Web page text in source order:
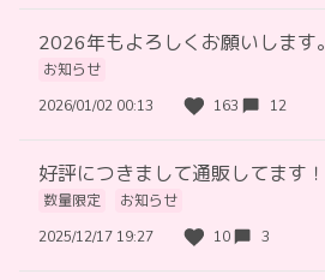
2026年もよろしくお願いします。
お知らせ
2026/01/02 00:13
163 12
好評につきまして通販してます！
数量限定
お知らせ
2025/12/17 19:27
10 3